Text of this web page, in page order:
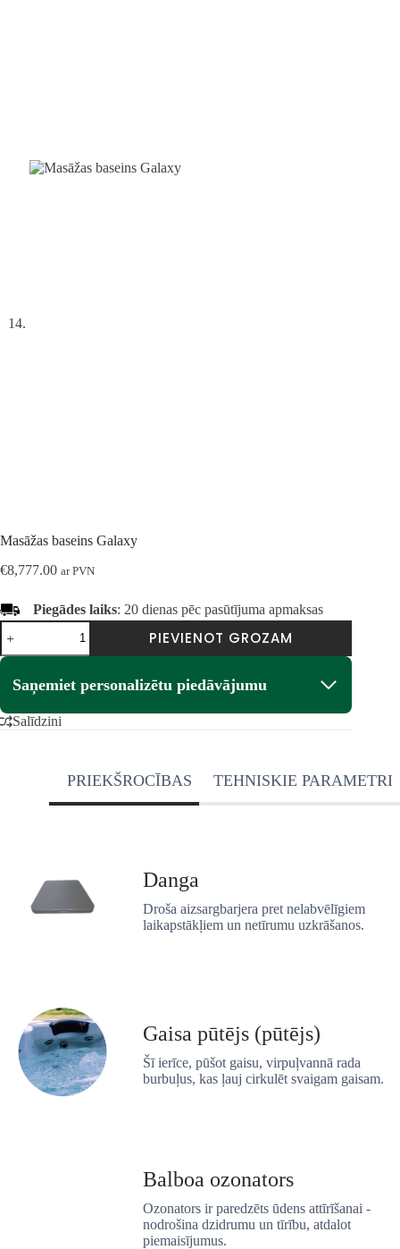
Masāžas baseins Galaxy
€8,777.00 ar PVN
Piegādes laiks: 20 dienas pēc pasūtījuma apmaksas
Masažinis
baseinas
Galaxy
PIEVIENOT GROZAM
Saņemiet personalizētu piedāvājumu
Salīdzini
PRIEKŠROCĪBAS TEHNISKIE PARAMETRI
Danga
Droša aizsargbarjera pret nelabvēlīgiem
laikapstākļiem un netīrumu uzkrāšanos.
Gaisa pūtējs (pūtējs)
Šī ierīce, pūšot gaisu, virpuļvannā rada
burbuļus, kas ļauj cirkulēt svaigam gaisam.
Balboa ozonators
Ozonators ir paredzēts ūdens attīrīšanai -
nodrošina dzidrumu un tīrību, atdalot
piemaisījumus.